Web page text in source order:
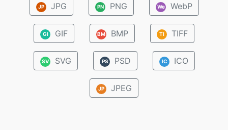
JP JPG PN PNG We WebP
GI GIF BM BMP TI TIFF
SV SVG PS PSD IC ICO
JP JPEG